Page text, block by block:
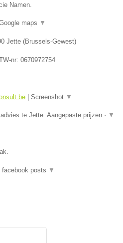
Namen.
maps ▼
Jette (Brussels-Gewest)
nr: 0670972754
| Screenshot ▼
te Jette. Aangepaste prijzen · ▼
facebook posts ▼